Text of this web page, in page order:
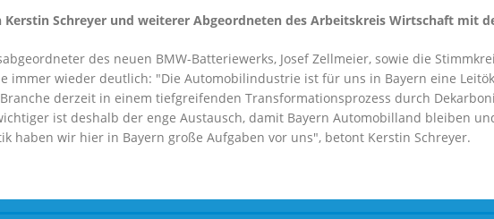
Schreyer und weiterer Abgeordneten des Arbeitskreis Wirtschaft mit
des neuen BMW-Batteriewerks, Josef Zellmeier, sowie die
immer wieder deutlich: "Die Automobilindustrie ist für uns in Bayern eine
derzeit in einem tiefgreifenden Transformationsprozess durch
ist deshalb der enge Austausch, damit Bayern Automobilland bleiben
haben wir hier in Bayern große Aufgaben vor uns", betont Kerstin Schreyer.